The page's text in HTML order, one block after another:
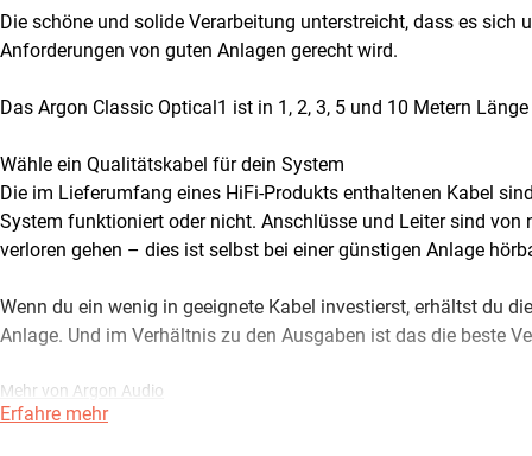
Die schöne und solide Verarbeitung unterstreicht, dass es
Anforderungen von guten Anlagen gerecht wird.
Das Argon Classic Optical1 ist in 1, 2, 3, 5 und 10 Metern
Wähle ein Qualitätskabel für dein System
Die im Lieferumfang eines HiFi-Produkts enthaltenen Kabel
System funktioniert oder nicht. Anschlüsse und Leiter sind
verloren gehen – dies ist selbst bei einer günstigen Anlage
Wenn du ein wenig in geeignete Kabel investierst, erhältst du
Anlage. Und im Verhältnis zu den Ausgaben ist das die beste
Mehr von Argon Audio
Erfahre mehr